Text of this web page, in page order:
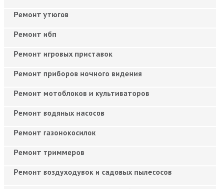
Ремонт утюгов
Ремонт ибп
Ремонт игровых приставок
Ремонт приборов ночного видения
Ремонт мотоблоков и культиваторов
Ремонт водяных насосов
Ремонт газонокосилок
Ремонт триммеров
Ремонт воздуходувок и садовых пылесосов